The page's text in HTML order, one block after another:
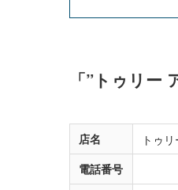
「”トゥリー
店名 トゥ
電話番号